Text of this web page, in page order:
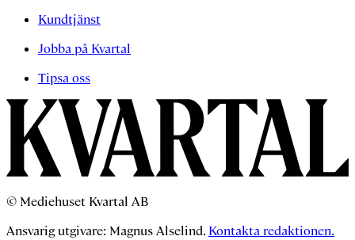
Kundtjänst
Jobba på Kvartal
Tipsa oss
© Mediehuset Kvartal AB
Ansvarig utgivare: Magnus Alselind. Kontakta redaktionen.